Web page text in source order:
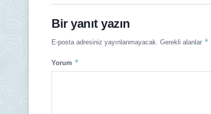
Bir yanıt yazın
E-posta adresiniz yayınlanmayacak. Gerekli alanlar *
Yorum *